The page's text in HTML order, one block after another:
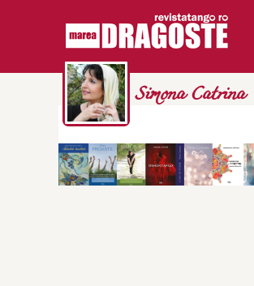
Simona Catrina